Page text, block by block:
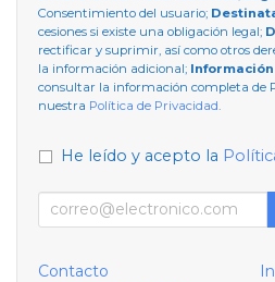
Consentimiento del usuario;
cesiones si existe una obligación legal;
rectificar y suprimir, así como otros
la información adicional;
consultar la información completa de
nuestra Política de Privacidad
He leído y acepto la
Contacto